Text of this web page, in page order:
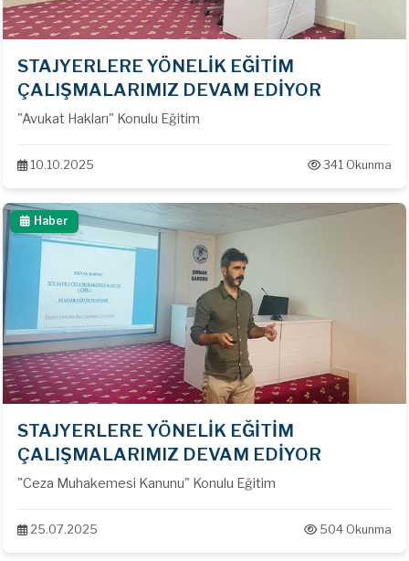
STAJYERLERE YÖNELİK EĞİTİM
ÇALIŞMALARIMIZ DEVAM EDİYOR
"Avukat Hakları" Konulu Eğitim
10.10.2025 341 Okunma
Haber
STAJYERLERE YÖNELİK EĞİTİM
ÇALIŞMALARIMIZ DEVAM EDİYOR
"Ceza Muhakemesi Kanunu" Konulu Eğitim
25.07.2025 504 Okunma